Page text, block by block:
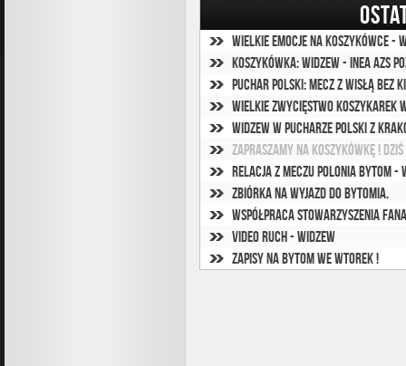
Wielkie emocje na koszykówce -
koszykówka: Widzew - INEA AZS
Puchar Polski: mecz z Wisłą bez
Wielkie zwycięstwo koszykarek
Widzew w Pucharze Polski z
Zapraszamy na koszykówkę !
Relacja z meczu Polonia Bytom -
Zbiórka na wyjazd do Bytomia.
Współpraca Stowarzyszenia
VIDEO Ruch - Widzew
Zapisy na Bytom we wtorek !